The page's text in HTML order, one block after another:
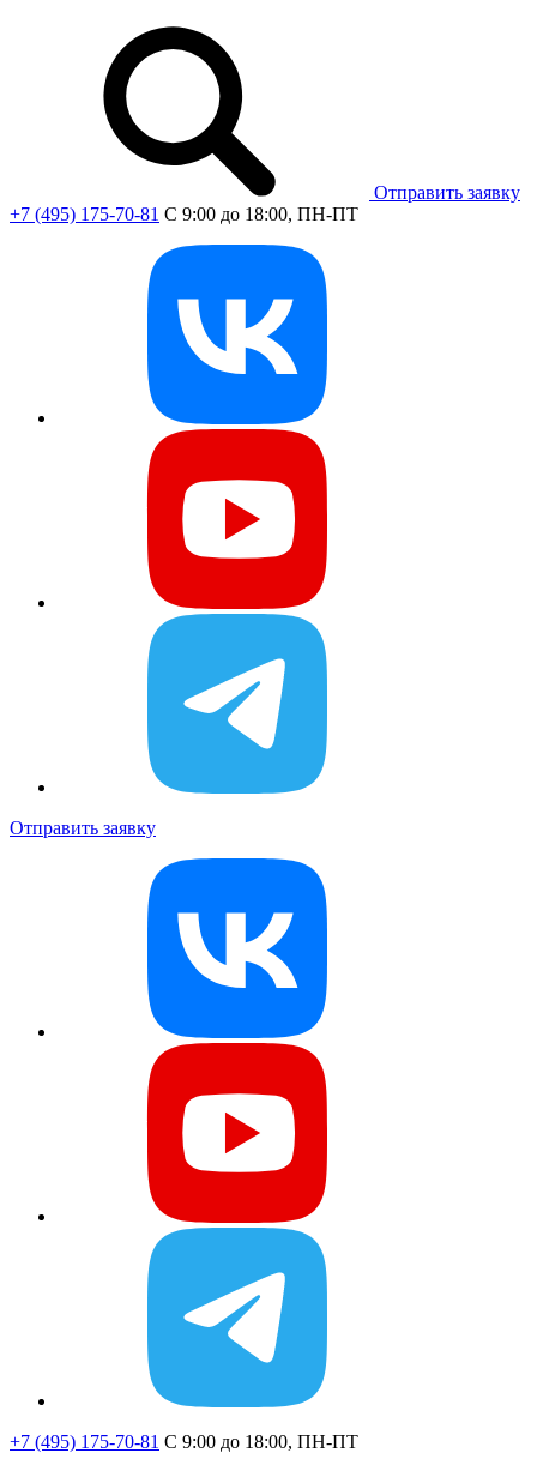
Отправить заявку
+7 (495) 175-70-81 C 9:00 до 18:00, ПН-ПТ
Отправить заявку
+7 (495) 175-70-81 C 9:00 до 18:00, ПН-ПТ